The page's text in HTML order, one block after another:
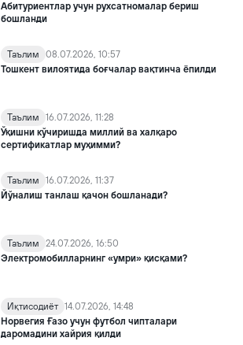
Абитуриентлар учун рухсатномалар бериш
бошланди
Таълим
08.07.2026, 10:57
Тошкент вилоятида боғчалар вақтинча ёпилди
Таълим
16.07.2026, 11:28
Ўқишни кўчиришда миллий ва халқаро
сертификатлар муҳимми?
Таълим
16.07.2026, 11:37
Йўналиш танлаш қачон бошланади?
Таълим
24.07.2026, 16:50
Электромобилларнинг «умри» қисқами?
Иқтисодиёт 14.07.2026, 14:48
Норвегия Ғазо учун футбол чипталари
даромадини хайрия қилди